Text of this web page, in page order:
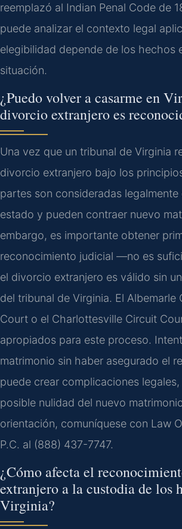
reemplazó al Indian Penal Code de
puede analizar el contexto legal
elegibilidad depende de los hechos
situación.
¿Puedo volver a casarme en
divorcio extranjero es
Una vez que un tribunal de Virginia
divorcio extranjero bajo los
partes son consideradas
estado y pueden contraer nuevo
embargo, es importante obtener
reconocimiento judicial —no es
el divorcio extranjero es válido sin
del tribunal de Virginia. El Albemarle
Court o el Charlottesville Circuit
apropiados para este proceso.
matrimonio sin haber asegurado el
puede crear complicaciones
posible nulidad del nuevo
orientación, comuníquese con Law
P.C. al (888) 437-7747.
¿Cómo afecta el
extranjero a la custodia de los
Virginia?